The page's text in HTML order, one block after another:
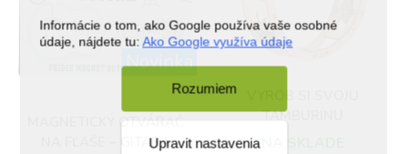
Informácie o tom, ako Google používa vaše osobné
údaje, nájdete tu:Ako Google využíva údaje
Rozumiem
Upravit nastavenia
Novinka
MAGNETICKÝ OTVÁRAČ
NA FĽAŠE – GITARA
TAMBURÍNU